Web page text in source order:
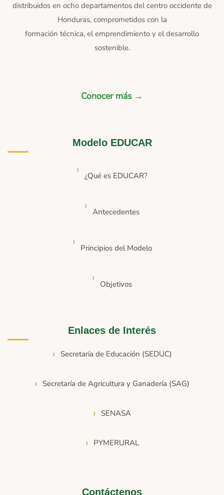
distribuidos en ocho departamentos del centro occidente de
Honduras, comprometidos con la
formación técnica, el emprendimiento y el desarrollo
sostenible.
Conocer más →
Modelo EDUCAR
¿Qué es EDUCAR?
Antecedentes
Principios del Modelo
Objetivos
Enlaces de Interés
Secretaría de Educación (SEDUC)
Secretaría de Agricultura y Ganadería (SAG)
SENASA
PYMERURAL
Contáctenos